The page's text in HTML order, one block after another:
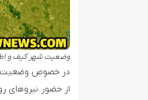
وضعیت شهر کیف و
در خصوص وضعیت و
از حضور نیروهای